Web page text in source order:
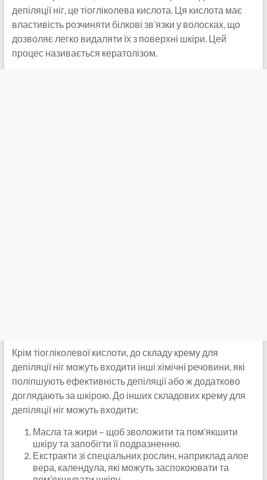
депіляції ніг, це тіогліколева кислота. Ця кислота має
властивість розчиняти білкові зв’язки у волосках, що
дозволяє легко видаляти їх з поверхні шкіри. Цей
процес називається кератолізом.
Крім тіогліколевої кислоти, до складу крему для
депіляції ніг можуть входити інші хімічні речовини, які
поліпшують ефективність депіляції або ж додатково
доглядають за шкірою. До інших складових крему для
депіляції ніг можуть входити:
Масла та жири – щоб зволожити та пом’якшити
шкіру та запобігти її подразненню.
Екстракти зі спеціальних рослин, наприклад алое
вера, календула, які можуть заспокоювати та